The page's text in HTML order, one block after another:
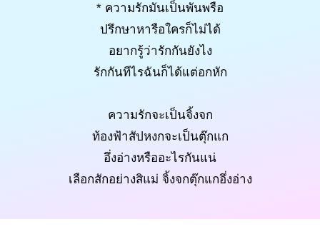
* ความรักมันเป็นพันพรือ
ปรึกษาหารือใครก็ไม่ได้
อยากรู้ว่ารักกันยังไง
รักกันทีไรฉันก็ได้แต่อกหัก
ความรักจะเป็นจิ้งจก
ท้องฟ้าสัปหงกจะเป็นตุ๊กแก
อึ่งอ่างหรืออะไรกันแน่
เลือกสักอย่างสิแม่ จิ้งจกตุ๊กแกอึ่งอ่าง